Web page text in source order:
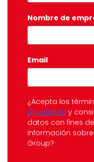
Nombre de
Email*
¿Acepta los
privacidad y
datos con fines
información
Group?